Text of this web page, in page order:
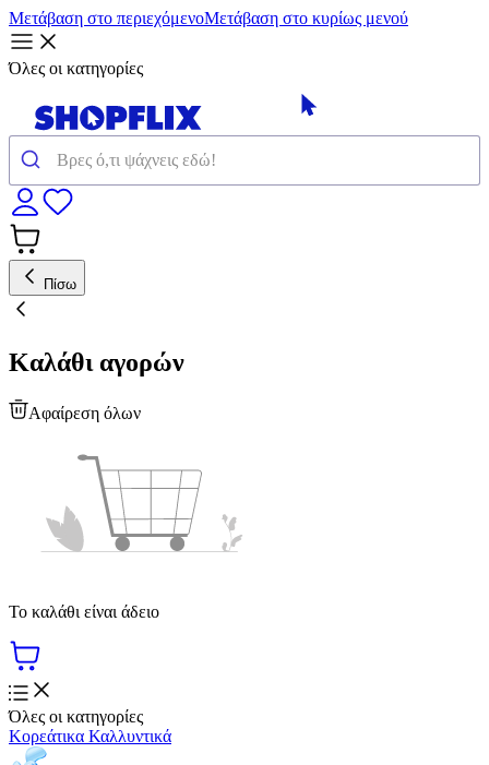
Μετάβαση στο περιεχόμενοΜετάβαση στο κυρίως μενού
Όλες οι κατηγορίες
Πίσω
Καλάθι αγορών
Αφαίρεση όλων
Το καλάθι είναι άδειο
Όλες οι κατηγορίες
Κορεάτικα Καλλυντικά